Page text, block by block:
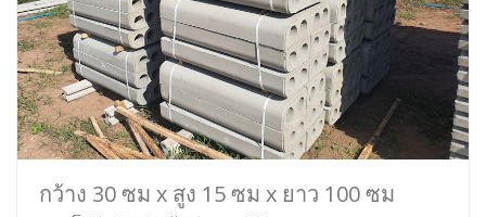
กว้าง 30 ซม x สูง 15 ซม x ยาว 100 ซม